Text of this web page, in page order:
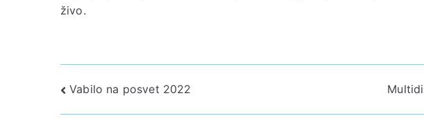
živo.
Navigacija
Vabilo na posvet 2022